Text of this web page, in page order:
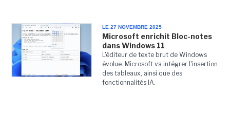
LE 27 NOVEMBRE 2025
Microsoft enrichit Bloc-notes
dans Windows 11
L'éditeur de texte brut de Windows
évolue. Microsoft va intégrer l'insertion
des tableaux, ainsi que des
fonctionnalités IA.